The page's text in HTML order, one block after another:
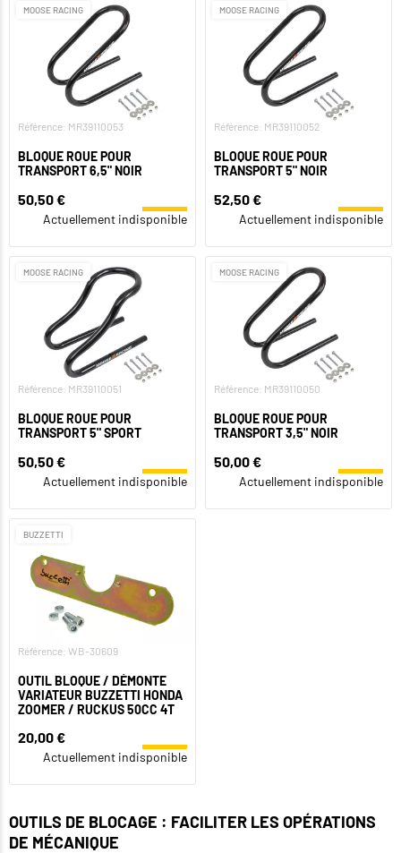
MOOSE RACING
Référence: MR39110053
BLOQUE ROUE POUR
TRANSPORT 6,5" NOIR
50,50 €
Actuellement indisponible
MOOSE RACING
Référence: MR39110052
BLOQUE ROUE POUR
TRANSPORT 5" NOIR
52,50 €
Actuellement indisponible
MOOSE RACING
Référence: MR39110051
BLOQUE ROUE POUR
TRANSPORT 5" SPORT
50,50 €
Actuellement indisponible
MOOSE RACING
Référence: MR39110050
BLOQUE ROUE POUR
TRANSPORT 3,5" NOIR
50,00 €
Actuellement indisponible
BUZZETTI
Référence: WB-30609
OUTIL BLOQUE / DÉMONTE
VARIATEUR BUZZETTI HONDA
ZOOMER / RUCKUS 50CC 4T
20,00 €
Actuellement indisponible
OUTILS DE BLOCAGE : FACILITER LES OPÉRATIONS
DE MÉCANIQUE